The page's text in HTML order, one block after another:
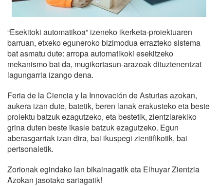
“Esekitoki automatikoa” izeneko ikerketa-proiektuaren
barruan, etxeko eguneroko bizimodua errazteko sistema
bat asmatu dute: arropa automatikoki esekitzeko
mekanismo bat da, mugikortasun-arazoak dituztenentzat
lagungarria izango dena.
Feria de la Ciencia y la Innovación de Asturias azokan,
aukera izan dute, batetik, beren lanak erakusteko eta beste
proiektu batzuk ezagutzeko, eta bestetik, zientziarekiko
grina duten beste ikasle batzuk ezagutzeko. Egun
aberasgarriak izan dira, bai ikuspegi zientifikotik, bai
pertsonaletik.
Zorionak egindako lan bikainagatik eta Elhuyar Zientzia
Azokan jasotako sariagatik!